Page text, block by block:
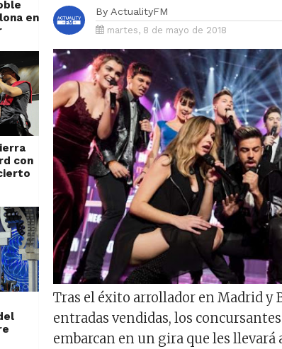
en
con
By ActualityFM
martes, 8 de mayo de 2018
Tras el éxito arrollador en Madrid y
entradas vendidas, los
embarcan en un gira que les llevará